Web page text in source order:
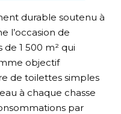
durable soutenu à
l’occasion de
de 1 500 m² qui
objectif
de toilettes simples
à chaque chasse
par